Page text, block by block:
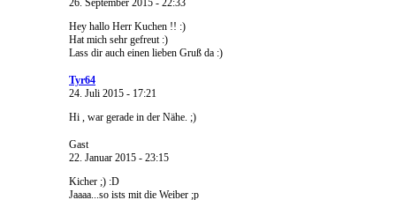
26. September 2015 - 22:33
Hey hallo Herr Kuchen !! :)
Hat mich sehr gefreut :)
Lass dir auch einen lieben Gruß da :)
Tyr64
24. Juli 2015 - 17:21
Hi , war gerade in der Nähe. ;)
Gast
22. Januar 2015 - 23:15
Kicher ;) :D
Jaaaa...so ists mit die Weiber ;p